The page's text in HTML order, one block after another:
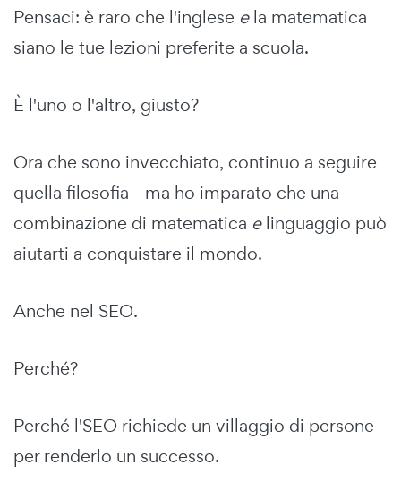
Pensaci: è raro che l'inglese ela matematica
siano le tue lezioni preferite a scuola.
È l'uno o l'altro, giusto?
Ora che sono invecchiato, continuo a seguire
quella filosofia—ma ho imparato che una
combinazione di matematica elinguaggio può
aiutarti a conquistare il mondo.
Anche nel SEO.
Perché?
Perché l'SEO richiede un villaggio di persone
per renderlo un successo.